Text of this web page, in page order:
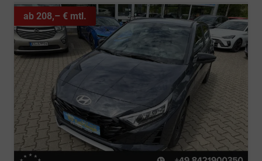
ab 208,– € mtl.